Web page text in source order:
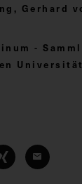
Gerhard
-